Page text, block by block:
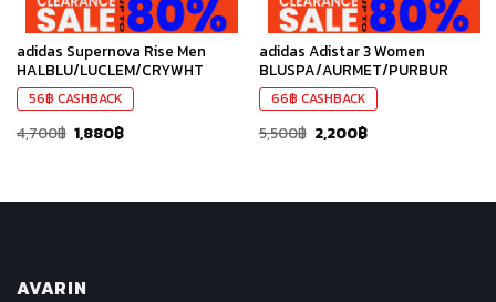
adidas Supernova Rise Men
HALBLU/LUCLEM/CRYWHT
56฿ CASHBACK
4,700฿ 1,880฿
adidas Adistar 3 Women
BLUSPA/AURMET/PURBUR
66฿ CASHBACK
5,500฿ 2,200฿
AVARIN